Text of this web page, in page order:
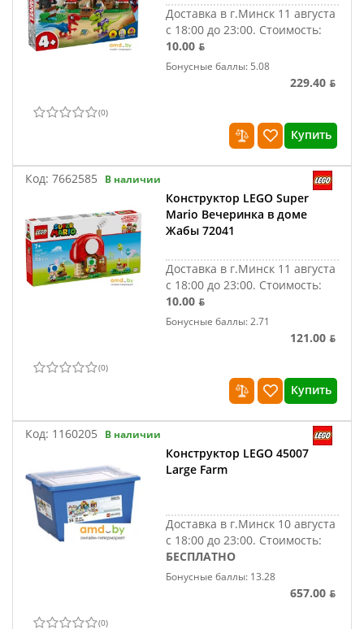
Доставка в г.Минск 11 августа
с 18:00 до 23:00. Стоимость:
10.00 ƃ
Бонусные баллы: 5.08
229.40 ƃ
(0)
Купить
Код: 7662585 В наличии
Конструктор LEGO Super
Mario Вечеринка в доме
Жабы 72041
Доставка в г.Минск 11 августа
с 18:00 до 23:00. Стоимость:
10.00 ƃ
Бонусные баллы: 2.71
121.00 ƃ
(0)
Купить
Код: 1160205 В наличии
Конструктор LEGO 45007
Large Farm
Доставка в г.Минск 10 августа
с 18:00 до 23:00. Стоимость:
БЕСПЛАТНО
Бонусные баллы: 13.28
657.00 ƃ
(0)